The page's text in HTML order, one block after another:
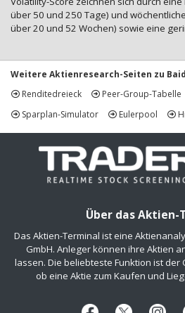
über 50 und 250 Tage) und
über 20 und 52 Wochen) sowie eine
Weitere Aktienresearch-Seiten zu
Renditedreieck
Peer-Group-Tabelle
Sparplan-Simulator
Eulerpool
Über das Aktien-
Das Aktien-Terminal ist eine
GmbH. Anleger können ihre Aktien
lassen. Die beliebteste Funktion ist der
ob eine Aktie zum Kaufen und